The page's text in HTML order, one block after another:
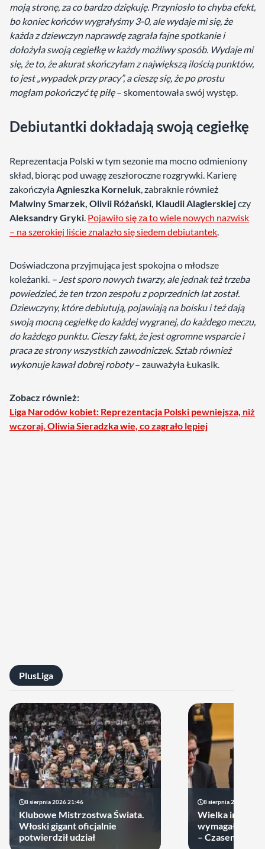
moją stronę, za co bardzo dziękuję. Przyniosło to chyba efekt,
bo koniec końców wygrałyśmy 3-0, ale wydaje mi się, że
każda z dziewczyn naprawdę zagrała fajne spotkanie i
dołożyła swoją cegiełkę w każdy możliwy sposób. Wydaje mi
się, że to, że akurat skończyłam z największą ilością punktów,
to jest „wypadek przy pracy”, a cieszę się, że po prostu
mogłam pokończyć tę piłę– skomentowała swój występ.
Debiutantki dokładają swoją cegiełkę
Reprezentacja Polski w tym sezonie ma mocno odmieniony
skład, biorąc pod uwagę zeszłoroczne rozgrywki. Karierę
zakończyłaAgnieszka Korneluk, zabraknie również
Malwiny Smarzek, Olivii Różański, Klaudii Alagierskiejczy
Aleksandry Gryki. Pojawiło się za to wiele nowych nazwisk
– na szerokiej liście znalazło się siedem debiutantek.
Doświadczona przyjmująca jest spokojna o młodsze
koleżanki. – Jest sporo nowych twarzy, ale jednak też trzeba
powiedzieć, że ten trzon zespołu z poprzednich lat został.
Dziewczyny, które debiutują, pojawiają na boisku i też dają
swoją mocną cegiełkę do każdej wygranej, do każdego meczu,
do każdego punktu. Cieszy fakt, że jest ogromne wsparcie i
praca ze strony wszystkich zawodniczek. Sztab również
wykonuje kawał dobrej roboty– zauważyła Łukasik.
Zobacz również:
Liga Narodów kobiet: Reprezentacja Polski pewniejsza, niż
wczoraj. Oliwia Sieradzka wie, co zagrało lepiej
PlusLiga
8 sierpnia 2026 21:46
Klubowe Mistrzostwa Świata.
Włoski gigant oficjalnie
potwierdził udział
8 sierpnia 2026 19:22
Wielka impreza
wymagała
– Czasem